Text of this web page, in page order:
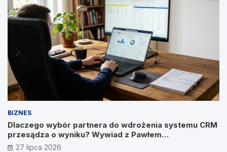
BIZNES
Dlaczego wybór partnera do wdrożenia systemu CRM
przesądza o wyniku? Wywiad z Pawłem
Prymakowskim, CEO IT Vision
27 lipca 2026